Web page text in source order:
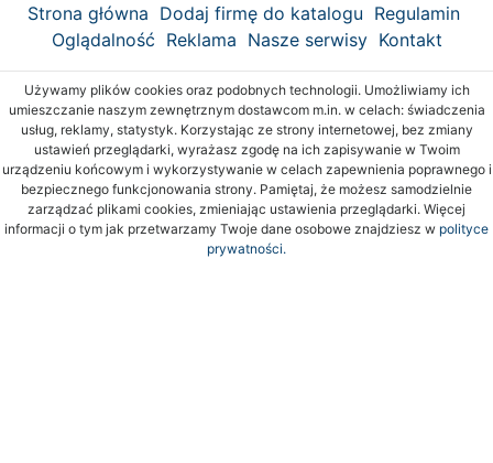
Strona główna Dodaj firmę do katalogu Regulamin
Oglądalność Reklama Nasze serwisy Kontakt
Używamy plików cookies oraz podobnych technologii. Umożliwiamy ich
umieszczanie naszym zewnętrznym dostawcom m.in. w celach: świadczenia
usług, reklamy, statystyk. Korzystając ze strony internetowej, bez zmiany
ustawień przeglądarki, wyrażasz zgodę na ich zapisywanie w Twoim
urządzeniu końcowym i wykorzystywanie w celach zapewnienia poprawnego i
bezpiecznego funkcjonowania strony. Pamiętaj, że możesz samodzielnie
zarządzać plikami cookies, zmieniając ustawienia przeglądarki. Więcej
informacji o tym jak przetwarzamy Twoje dane osobowe znajdziesz w polityce
prywatności.